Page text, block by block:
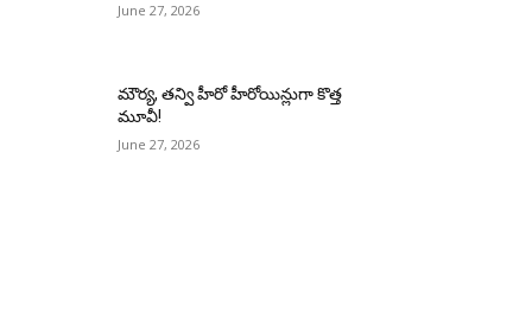
June 27, 2026
మౌర్య‌, త‌న్వి హీరో హీరోయిన్లుగా కొత్త
మూవీ!
June 27, 2026